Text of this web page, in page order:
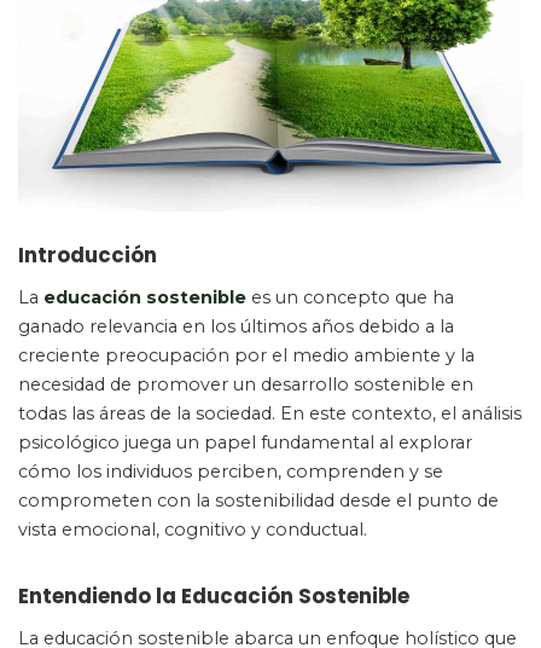
Introducción
La educación sostenible es un concepto que ha
ganado relevancia en los últimos años debido a la
creciente preocupación por el medio ambiente y la
necesidad de promover un desarrollo sostenible en
todas las áreas de la sociedad. En este contexto, el análisis
psicológico juega un papel fundamental al explorar
cómo los individuos perciben, comprenden y se
comprometen con la sostenibilidad desde el punto de
vista emocional, cognitivo y conductual.
Entendiendo la Educación Sostenible
La educación sostenible abarca un enfoque holístico que